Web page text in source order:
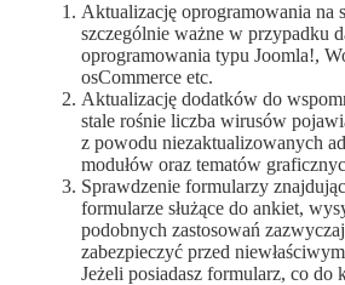
Aktualizację oprogramowania na
szczególnie ważne w przypadku
oprogramowania typu Joomla!,
osCommerce etc.
Aktualizację dodatków do
stale rośnie liczba wirusów
z powodu niezaktualizowanych
modułów oraz tematów
Sprawdzenie formularzy
formularze służące do ankiet,
podobnych zastosowań
zabezpieczyć przed
Jeżeli posiadasz formularz, co do